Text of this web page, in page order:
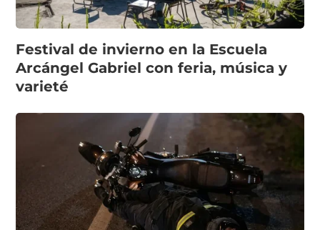
Festival de invierno en la Escuela
Arcángel Gabriel con feria, música y
varieté